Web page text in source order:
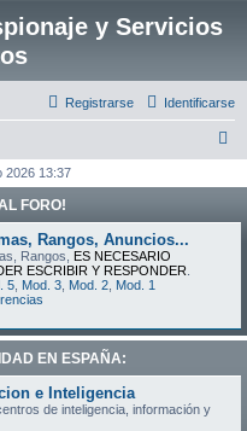
y Servicios
Identificarse
Registrarse
c
2026 13:37
FORO!
Rangos, Anuncios...
Rangos, ES NECESARIO
ESCRIBIR Y RESPONDER
5 Mod. 3 Mod. 2 Mod. 1
EN ESPAÑA:
e Inteligencia
de inteligencia, información y